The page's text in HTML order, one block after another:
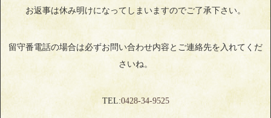
お返事は休み明けになってしまいますのでご了承下さい。
留守番電話の場合は必ずお問い合わせ内容とご連絡先を入れてくだ
さいね。
TEL:0428‐34‐9525